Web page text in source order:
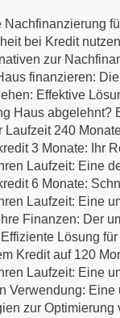
Nachfinanzierung
bei Kredit
zur
finanzieren:
Effektive
Haus abgelehnt?
Laufzeit 240
3 Monate: Ihr
Laufzeit: Eine
6 Monate:
Laufzeit: Eine
Finanzen: Der
Lösung
Kredit auf 120
Laufzeit: Eine
Verwendung:
zur Optimierung